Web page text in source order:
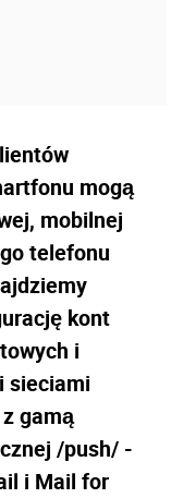
mogą
mobilnej
telefonu
kont
i
sieciami
gamą
/push/ -
i Mail for